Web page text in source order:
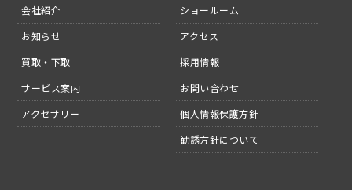
会社紹介
お知らせ
買取・下取
サービス案内
アクセサリー
ショールーム
アクセス
採用情報
お問い合わせ
個人情報保護方針
勧誘方針について